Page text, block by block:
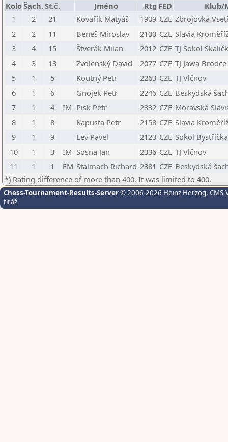
KoloŠach.St.č. Jméno Rtg FED
Klub/
1
2 21 Kovařík Matyáš 1909 CZE Zbrojovka
2
2 11 Beneš Miroslav 2100 CZE Slavia
3
4 15 Štverák Milan 2012 CZE TJ Sokol
4
3 13 Zvolenský David 2077 CZE TJ Jawa Brodce
5
1 5 Koutný Petr 2263 CZE TJ Vlčnov
6
1 6 Gnojek Petr 2246 CZE Beskydská
7
1 4 IM Pisk Petr 2332 CZE Moravská
8
1 8 Kapusta Petr 2158 CZE Slavia
9
1 9 Lev Pavel 2123 CZE Sokol Bystřička
10
1 3 IM Sosna Jan 2336 CZE TJ Vlčnov
11
1 1 FM Stalmach Richard 2381 CZE Beskydská
*) Rating difference of more than 400. It was limited to 400.
Chess-Tournament-Results-Server© 2006-2026 Heinz Herzog,
tiráž